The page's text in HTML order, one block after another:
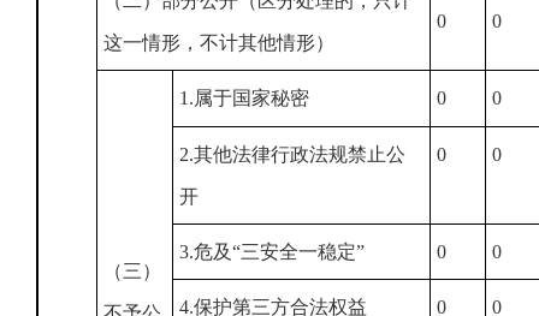
这一情形，不计其他情形）
0 0
（三）
1.属于国家秘密 0 0
2.其他法律行政法规禁止公
开
0 0
3.危及“三安全一稳定” 0 0
4.保护第三方合法权益 0 0